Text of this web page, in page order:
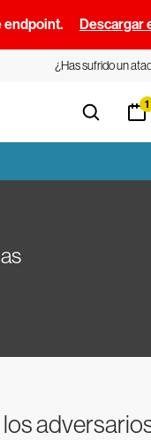
endpoint. Descargar
¿Has sufrido un
1